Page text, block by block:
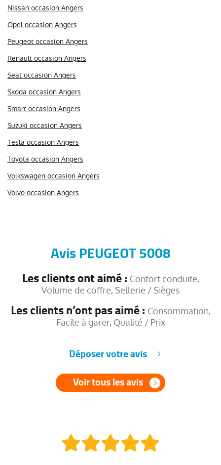
Nissan occasion Angers
Opel occasion Angers
Peugeot occasion Angers
Renault occasion Angers
Seat occasion Angers
Skoda occasion Angers
Smart occasion Angers
Suzuki occasion Angers
Tesla occasion Angers
Toyota occasion Angers
Volkswagen occasion Angers
Volvo occasion Angers
Avis PEUGEOT 5008
Les clients ont aimé : Confort conduite,
Volume de coffre, Sellerie / Sièges
Les clients n’ont pas aimé : Consommation,
Facile à garer, Qualité / Prix
Déposer votre avis
Voir tous les avis